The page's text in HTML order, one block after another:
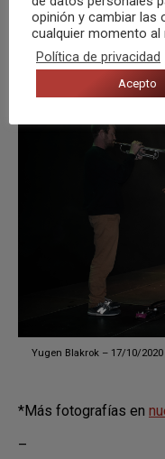
Yugen Blakrok – 17/10/
*Más fotografías en
–
opinión y cambiar las
cualquier momento al
Política de privacidad
Acepto